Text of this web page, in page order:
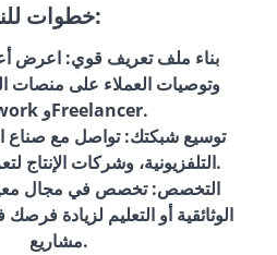
خطوات للنجاح:
بناء ملف تعريف قوي: اعرض
وتوصيات العملاء على منصات
Upwork وFreelancer.
توسيع شبكتك: تواصل مع صناع
التلفزيونية، وشركات الإنتاج لتعريفهم بخدماتك.
التخصص: تخصص في مجال
الوثائقية أو التعليم لزيادة
مشاريع.